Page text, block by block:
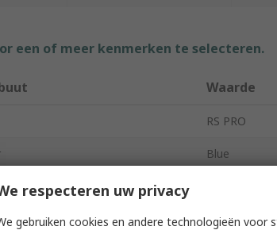
een of meer kenmerken te selecteren.
Waarde
RS PRO
Blue
Type
of Levels 1
respecteren uw privacy
gebruiken cookies en andere technologieën voor